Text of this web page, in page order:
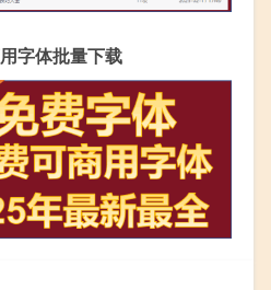
字体批量下载